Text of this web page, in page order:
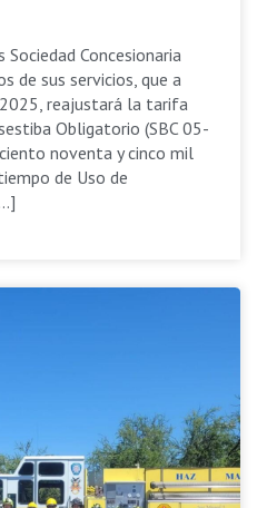
Concesionaria
de sus servicios, que a
reajustará la tarifa
Obligatorio (SBC 05-
noventa y cinco mil
de Uso de